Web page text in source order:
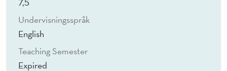
7,5
Undervisningsspråk
English
Teaching Semester
Expired